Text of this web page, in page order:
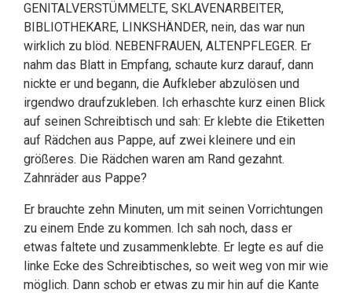
GENITALVERSTÜMMELTE, SKLAVENARBEITER,
BIBLIOTHEKARE, LINKSHÄNDER, nein, das war nun
wirklich zu blöd. NEBENFRAUEN, ALTENPFLEGER. Er
nahm das Blatt in Empfang, schaute kurz darauf, dann
nickte er und begann, die Aufkleber abzulösen und
irgendwo draufzukleben. Ich erhaschte kurz einen Blick
auf seinen Schreibtisch und sah: Er klebte die Etiketten
auf Rädchen aus Pappe, auf zwei kleinere und ein
größeres. Die Rädchen waren am Rand gezahnt.
Zahnräder aus Pappe?
Er brauchte zehn Minuten, um mit seinen Vorrichtungen
zu einem Ende zu kommen. Ich sah noch, dass er
etwas faltete und zusammenklebte. Er legte es auf die
linke Ecke des Schreibtisches, so weit weg von mir wie
möglich. Dann schob er etwas zu mir hin auf die Kante